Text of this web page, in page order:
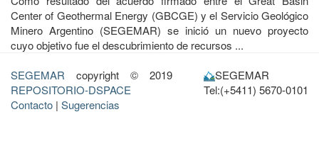
Center of Geothermal Energy (GBCGE) y el Servicio Geológico
Minero Argentino (SEGEMAR) se inició un nuevo proyecto
cuyo objetivo fue el descubrimiento de recursos ...
SEGEMAR copyright © 2019
REPOSITORIO-DSPACE
Contacto | Sugerencias
SEGEMAR
Tel:(+5411) 5670-0101